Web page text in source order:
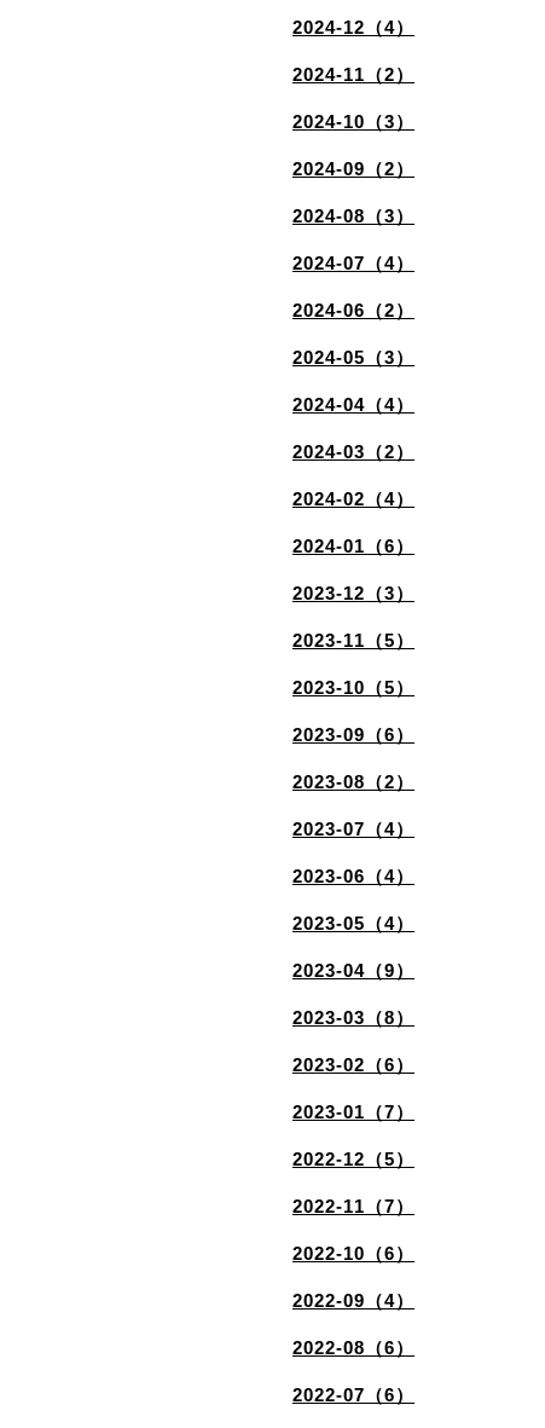
2024-12（4）
2024-11（2）
2024-10（3）
2024-09（2）
2024-08（3）
2024-07（4）
2024-06（2）
2024-05（3）
2024-04（4）
2024-03（2）
2024-02（4）
2024-01（6）
2023-12（3）
2023-11（5）
2023-10（5）
2023-09（6）
2023-08（2）
2023-07（4）
2023-06（4）
2023-05（4）
2023-04（9）
2023-03（8）
2023-02（6）
2023-01（7）
2022-12（5）
2022-11（7）
2022-10（6）
2022-09（4）
2022-08（6）
2022-07（6）